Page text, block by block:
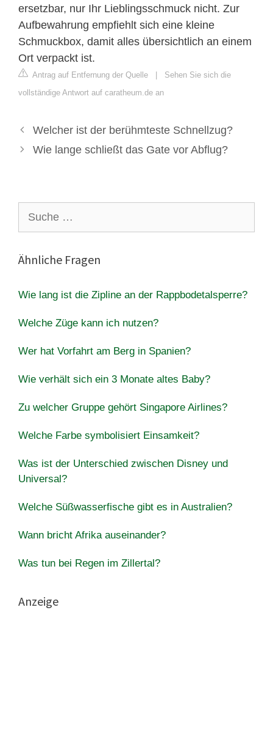
ersetzbar, nur Ihr Lieblingsschmuck nicht. Zur
Aufbewahrung empfiehlt sich eine kleine
Schmuckbox, damit alles übersichtlich an einem
Ort verpackt ist.
Antrag auf Entfernung der Quelle | Sehen Sie sich die
vollständige Antwort auf caratheum.de an
Welcher ist der berühmteste Schnellzug?
Wie lange schließt das Gate vor Abflug?
nach:
Ähnliche Fragen
Wie lang ist die Zipline an der Rappbodetalsperre?
Welche Züge kann ich nutzen?
Wer hat Vorfahrt am Berg in Spanien?
Wie verhält sich ein 3 Monate altes Baby?
Zu welcher Gruppe gehört Singapore Airlines?
Welche Farbe symbolisiert Einsamkeit?
Was ist der Unterschied zwischen Disney und
Universal?
Welche Süßwasserfische gibt es in Australien?
Wann bricht Afrika auseinander?
Was tun bei Regen im Zillertal?
Anzeige